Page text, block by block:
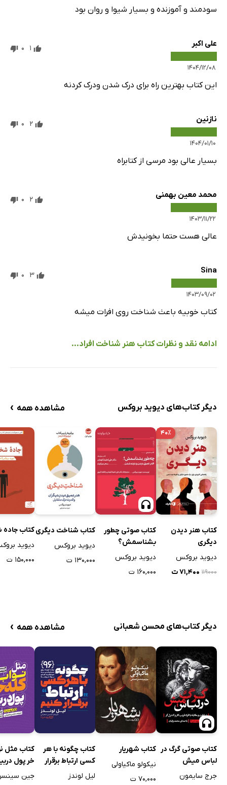
سودمند و آموزنده و بسیار شیوا و روان بود
علی اکبر
۱۴۰۴/۱۲/۰۸
1
0
این کتاب بهترین راه برای درک شدن ودرک کردنه
نازنین
۱۴۰۴/۰۱/۱۰
2
0
بسیار عالی بود مرسی از کتابراه
محمد معین بهمنی
۱۴۰۳/۱۱/۲۲
2
0
عالی هست حتما بخونیدش
Sina
۱۴۰۳/۰۹/۰۲
3
0
کتاب خوبیه باعث شناخت روی افرات میشه
ادامه نقد و نظرات کتاب هنر شناخت افراد...
دیگر کتاب‌های دیوید بروکس مشاهده همه ›
۴۰٪
کتاب هنر دیدن
دیگری
دیوید بروکس
۱۱۹۰۰۰ ۷۱,۴۰۰ ت
کتاب صوتی چطور
بشناسمش؟
دیوید بروکس
۱۶۰,۰۰۰ ت
کتاب شناخت دیگری
دیوید بروکس
۱۳۰,۰۰۰ ت
کتاب
دیوید
۱۵۰,۰۰۰ ت
دیگر کتاب‌های محسن شعبانی مشاهده همه ›
کتاب صوتی گرگ در
لباس میش
جرج سایمون
کتاب شهریار
نیکولو ماکیاولی
۷۰,۰۰۰ ت
کتاب چگونه با هر
کسی ارتباط برقرار
کنیم
لیل لوندز
کتاب مثل
خر پول
جین